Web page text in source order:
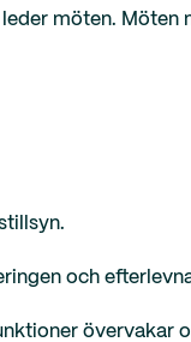
möten. Möten
och
övervakar